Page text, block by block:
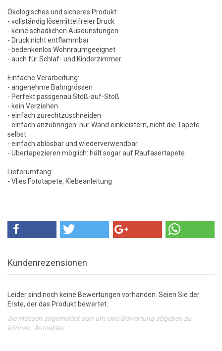
Ökologisches und sicheres Produkt:
- vollständig lösemittelfreier Druck
- keine schädlichen Ausdünstungen
- Druck nicht entflammbar
- bedenkenlos Wohnraumgeeignet
- auch für Schlaf- und Kinderzimmer
Einfache Verarbeitung:
- angenehme Bahngrössen
- Perfekt passgenau Stoß-auf-Stoß
- kein Verziehen
- einfach zurechtzuschneiden
- einfach anzubringen: nur Wand einkleistern, nicht die Tapete
selbst
- einfach ablösbar und wiederverwendbar
- Übertapezieren möglich: hält sogar auf Raufasertapete
Lieferumfang:
- Vlies Fototapete, Klebeanleitung
Kundenrezensionen
Leider sind noch keine Bewertungen vorhanden. Seien Sie der
Erste, der das Produkt bewertet.
Sie müssen angemeldet sein um eine Bewertung abgeben zu
können. Anmelden